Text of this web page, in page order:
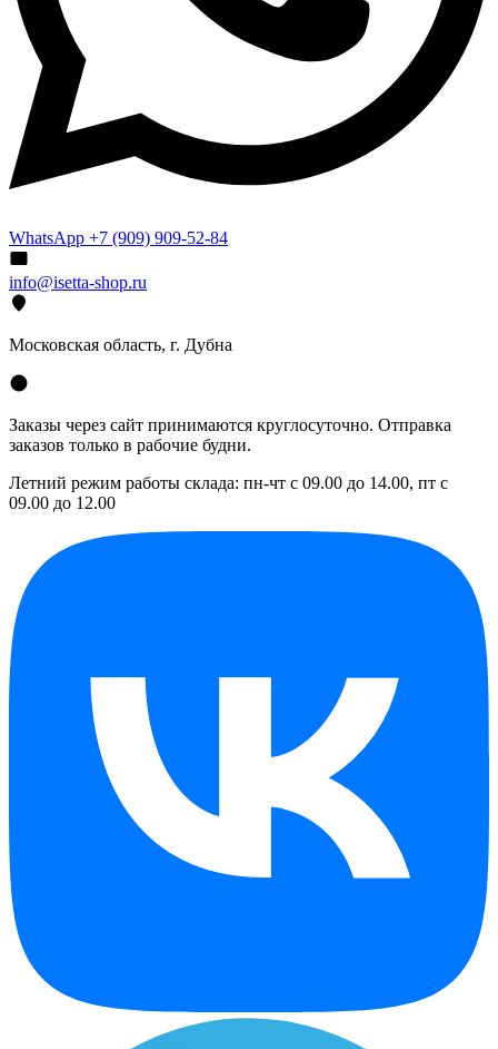
WhatsApp +7 (909) 909-52-84
info@isetta-shop.ru
Московская область, г. Дубна
Заказы через сайт принимаются круглосуточно. Отправка
заказов только в рабочие будни.
Летний режим работы склада: пн-чт с 09.00 до 14.00, пт с
09.00 до 12.00